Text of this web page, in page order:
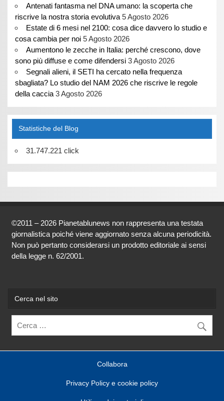
Antenati fantasma nel DNA umano: la scoperta che
riscrive la nostra storia evolutiva 5 Agosto 2026
Estate di 6 mesi nel 2100: cosa dice davvero lo studio e
cosa cambia per noi 5 Agosto 2026
Aumentono le zecche in Italia: perché crescono, dove
sono più diffuse e come difendersi 3 Agosto 2026
Segnali alieni, il SETI ha cercato nella frequenza
sbagliata? Lo studio del NAM 2026 che riscrive le regole
della caccia 3 Agosto 2026
Statistiche del Blog
31.747.221 click
©2011 – 2026 Pianetablunews non rappresenta una testata
giornalistica poiché viene aggiornato senza alcuna periodicità.
Non può pertanto considerarsi un prodotto editoriale ai sensi
della legge n. 62/2001.
Cerca nel sito
Collabora
Privacy Policy e cookie policy